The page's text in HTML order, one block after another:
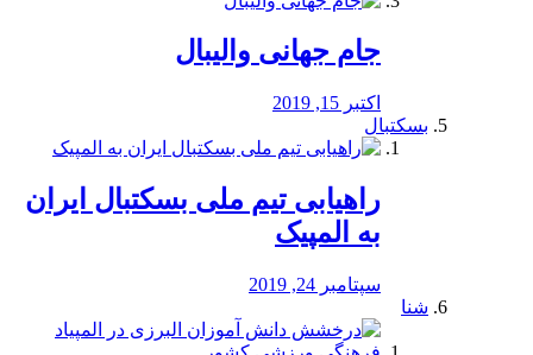
جام جهانی والیبال
اکتبر 15, 2019
بسکتبال
راهیابی تیم ملی بسکتبال ایران
به المپیک
سپتامبر 24, 2019
شنا